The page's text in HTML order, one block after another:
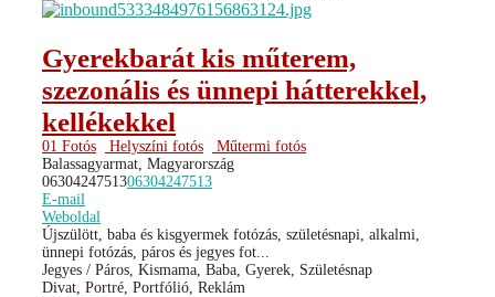
Gyerekbarát kis műterem,
szezonális és ünnepi hátterekkel,
kellékekkel
01 Fotós Helyszíni fotós
Műtermi fotós
Balassagyarmat, Magyarország
0630424751306304247513
E-mail
Weboldal
Újszülött, baba és kisgyermek fotózás, születésnapi, alkalmi,
ünnepi fotózás, páros és jegyes fot...
Jegyes / Páros, Kismama, Baba, Gyerek, Születésnap
Divat, Portré, Portfólió, Reklám